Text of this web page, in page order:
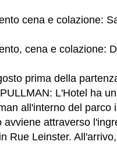
cena e colazione:
cena e colazione:
prima della
L'Hotel ha
all'interno del parco
avviene attraverso
Rue Leinster.